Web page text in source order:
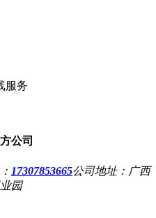
服务
公司
17307853665公司地址： 广西
园